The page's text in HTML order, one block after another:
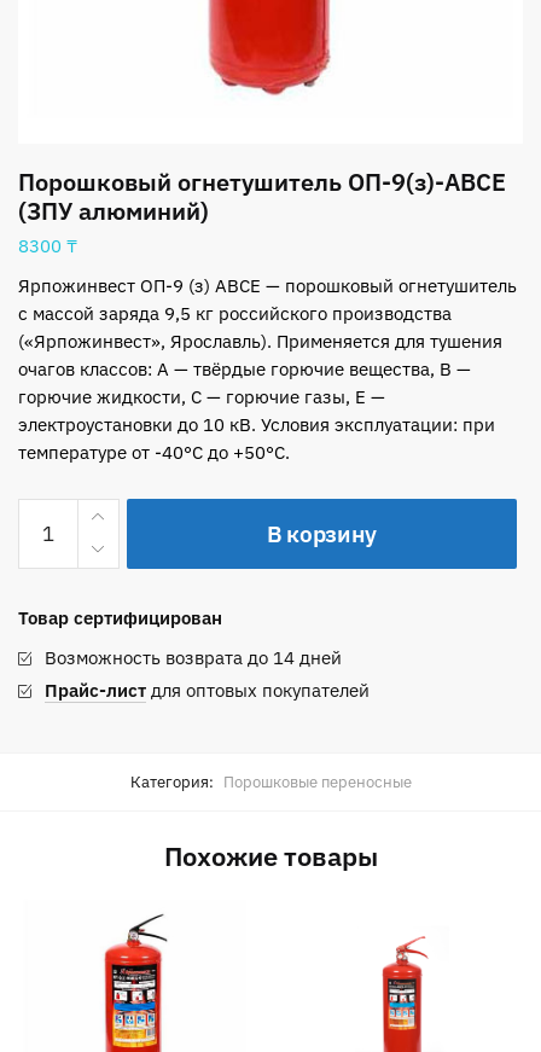
Порошковый огнетушитель ОП-9(з)-АВСЕ
(ЗПУ алюминий)
8300 ₸
Ярпожинвест ОП-9 (з) АВСЕ — порошковый огнетушитель
с массой заряда 9,5 кг российского производства
(«Ярпожинвест», Ярославль). Применяется для тушения
очагов классов: А — твёрдые горючие вещества, В —
горючие жидкости, С — горючие газы, Е —
электроустановки до 10 кВ. Условия эксплуатации: при
температуре от -40°С до +50°С.
Количество
товара
Порошковый
ОП-9(з)-
АВСЕ
(ЗПУ
В корзину
Товар сертифицирован
Возможность возврата до 14 дней
Прайс-лист для оптовых покупателей
Категория: Порошковые переносные
Похожие товары